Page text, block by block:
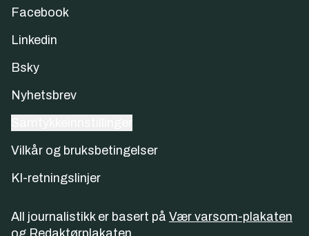
Facebook
Linkedin
Bsky
Nyhetsbrev
Vilkår og bruksbetingelser
KI-retningslinjer
All journalistikk er basert på Vær varsom-plakaten